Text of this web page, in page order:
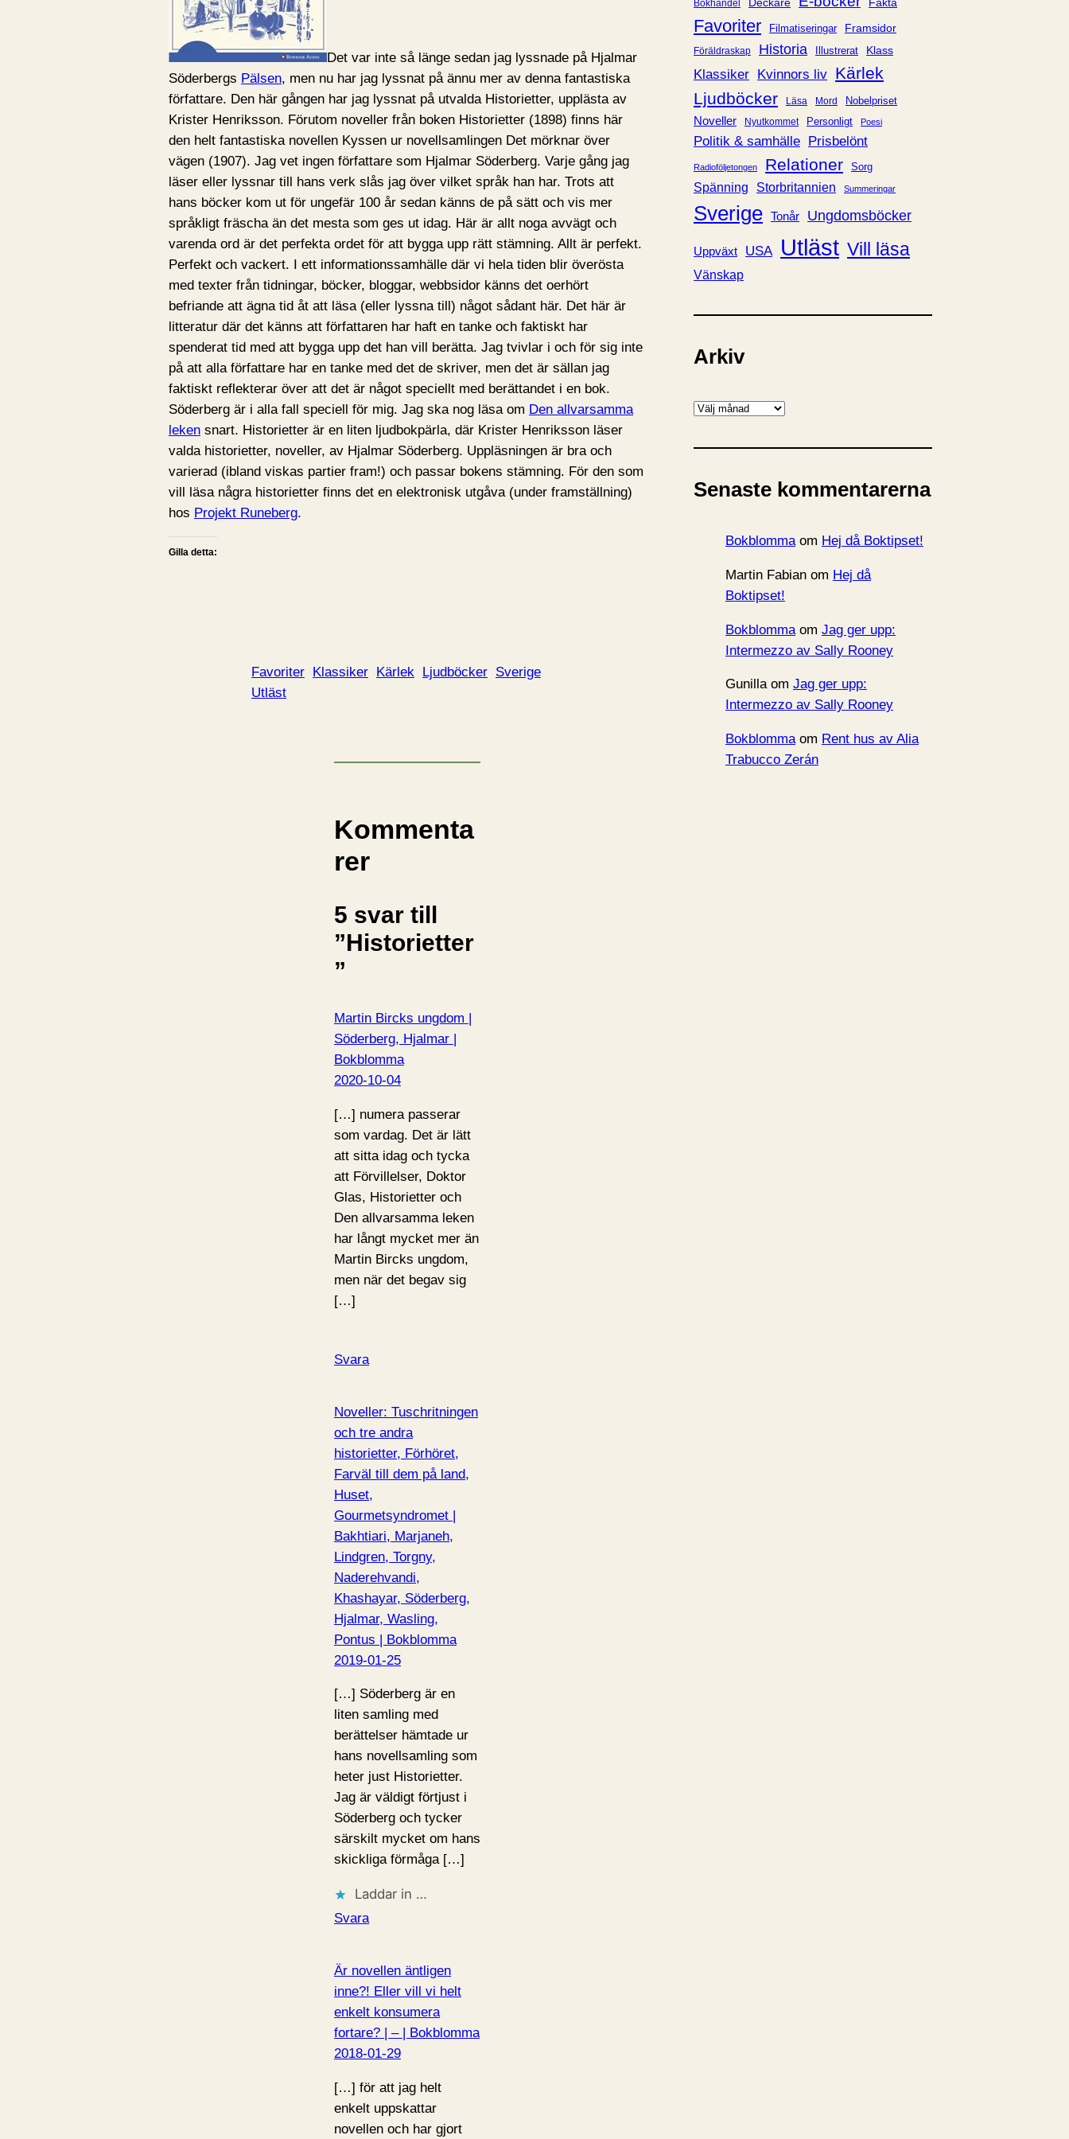
Det var inte så länge sedan jag lyssnade på Hjalmar
Söderbergs Pälsen, men nu har jag lyssnat på ännu mer av denna fantastiska
författare. Den här gången har jag lyssnat på utvalda Historietter, upplästa av
Krister Henriksson. Förutom noveller från boken Historietter (1898) finns här
den helt fantastiska novellen Kyssen ur novellsamlingen Det mörknar över
vägen (1907). Jag vet ingen författare som Hjalmar Söderberg. Varje gång jag
läser eller lyssnar till hans verk slås jag över vilket språk han har. Trots att
hans böcker kom ut för ungefär 100 år sedan känns de på sätt och vis mer
språkligt fräscha än det mesta som ges ut idag. Här är allt noga avvägt och
varenda ord är det perfekta ordet för att bygga upp rätt stämning. Allt är perfekt.
Perfekt och vackert. I ett informationssamhälle där vi hela tiden blir överösta
med texter från tidningar, böcker, bloggar, webbsidor känns det oerhört
befriande att ägna tid åt att läsa (eller lyssna till) något sådant här. Det här är
litteratur där det känns att författaren har haft en tanke och faktiskt har
spenderat tid med att bygga upp det han vill berätta. Jag tvivlar i och för sig inte
på att alla författare har en tanke med det de skriver, men det är sällan jag
faktiskt reflekterar över att det är något speciellt med berättandet i en bok.
Söderberg är i alla fall speciell för mig. Jag ska nog läsa om Den allvarsamma
leken snart. Historietter är en liten ljudbokpärla, där Krister Henriksson läser
valda historietter, noveller, av Hjalmar Söderberg. Uppläsningen är bra och
varierad (ibland viskas partier fram!) och passar bokens stämning. För den som
vill läsa några historietter finns det en elektronisk utgåva (under framställning)
hos Projekt Runeberg.
Gilla detta:
Favoriter Klassiker Kärlek Ljudböcker Sverige
Utläst
Kommenta
rer
5 svar till
”Historietter
”
Martin Bircks ungdom |
Söderberg, Hjalmar |
Bokblomma
2020-10-04
[…] numera passerar
som vardag. Det är lätt
att sitta idag och tycka
att Förvillelser, Doktor
Glas, Historietter och
Den allvarsamma leken
har långt mycket mer än
Martin Bircks ungdom,
men när det begav sig
[…]
Svara
Noveller: Tuschritningen
och tre andra
historietter, Förhöret,
Farväl till dem på land,
Huset,
Gourmetsyndromet |
Bakhtiari, Marjaneh,
Lindgren, Torgny,
Naderehvandi,
Khashayar, Söderberg,
Hjalmar, Wasling,
Pontus | Bokblomma
2019-01-25
[…] Söderberg är en
liten samling med
berättelser hämtade ur
hans novellsamling som
heter just Historietter.
Jag är väldigt förtjust i
Söderberg och tycker
särskilt mycket om hans
skickliga förmåga […]
Laddar in …
Svara
Är novellen äntligen
inne?! Eller vill vi helt
enkelt konsumera
fortare? | – | Bokblomma
2018-01-29
[…] för att jag helt
enkelt uppskattar
novellen och har gjort
e
r
Bokhandel
Favoriter Filmatiseringar Framsidor
Föräldraskap Historia Illustrerat Klass
Klassiker Kvinnors liv Kärlek
Ljudböcker
Läsa Mord Nobelpriset
Noveller Nyutkommet Personligt Poesi
Politik & samhälle Prisbelönt
Radioföljetongen Relationer Sorg
Spänning Storbritannien Summeringar
Sverige Tonår Ungdomsböcker
Uppväxt USA Utläst Vill läsa
Vänskap
Arkiv
A
k
v
Senaste kommentarerna
Bokblommaom Hej då Boktipset!
Martin Fabian om Hej då
Boktipset!
Bokblomma om Jag ger upp:
Intermezzo av Sally Rooney
Gunillaom Jag ger upp:
Intermezzo av Sally Rooney
Bokblommaom Rent hus av Alia
Trabucco Zerán